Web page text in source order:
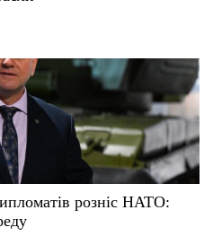
розніс НАТО: